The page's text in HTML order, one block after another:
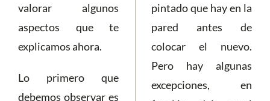
valorar algunos
aspectos que te
explicamos ahora.
Lo primero que
debemos observar es
pintado que hay en la
pared antes de
colocar el nuevo.
Pero hay algunas
excepciones, en